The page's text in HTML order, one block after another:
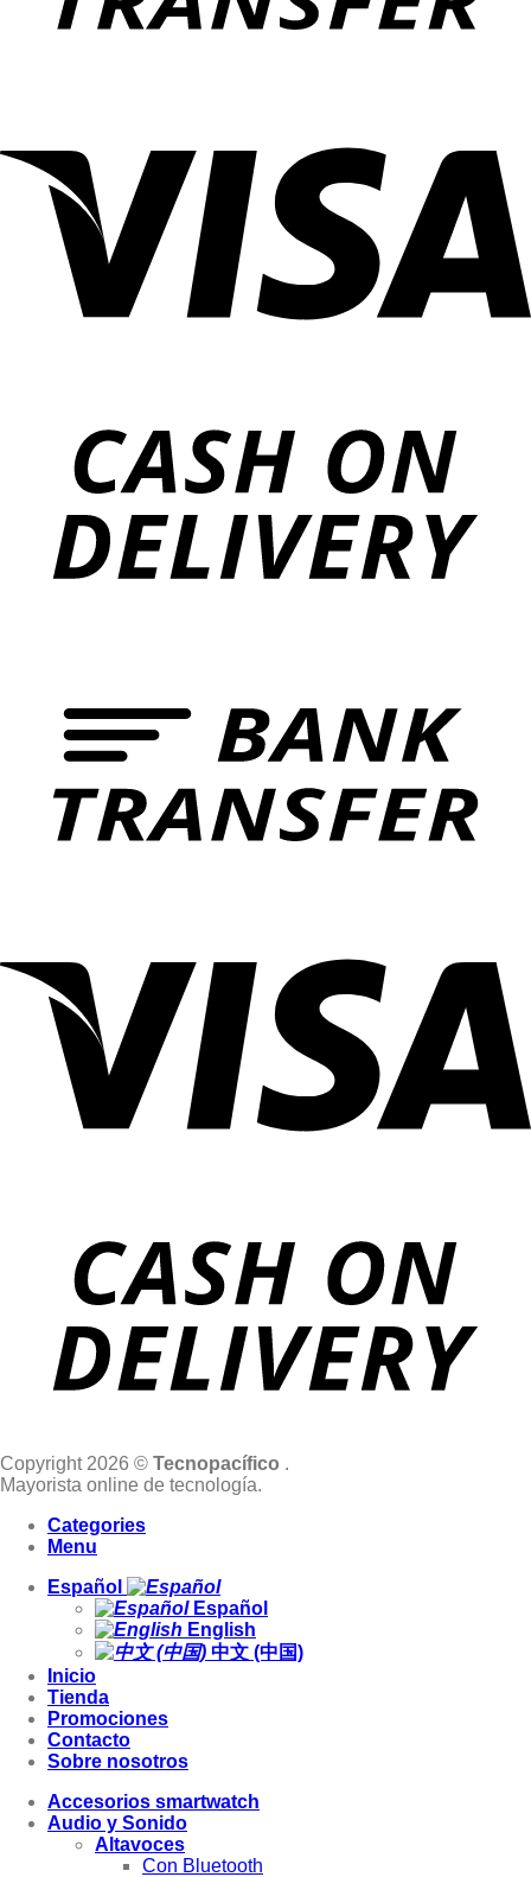
Copyright 2026 © Tecnopacífico .
Mayorista online de tecnología.
Categories
Menu
Español
Español
English
中文 (中国)
Inicio
Tienda
Promociones
Contacto
Sobre nosotros
Accesorios smartwatch
Audio y Sonido
Altavoces
Con Bluetooth